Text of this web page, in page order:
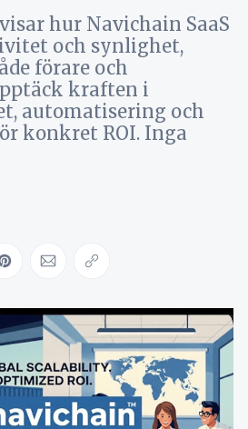
hur Navichain SaaS
och synlighet,
förare och
kraften i
automatisering och
konkret ROI. Inga
on LinkedIn
Share on Pinterest
Share via Email
Copy link